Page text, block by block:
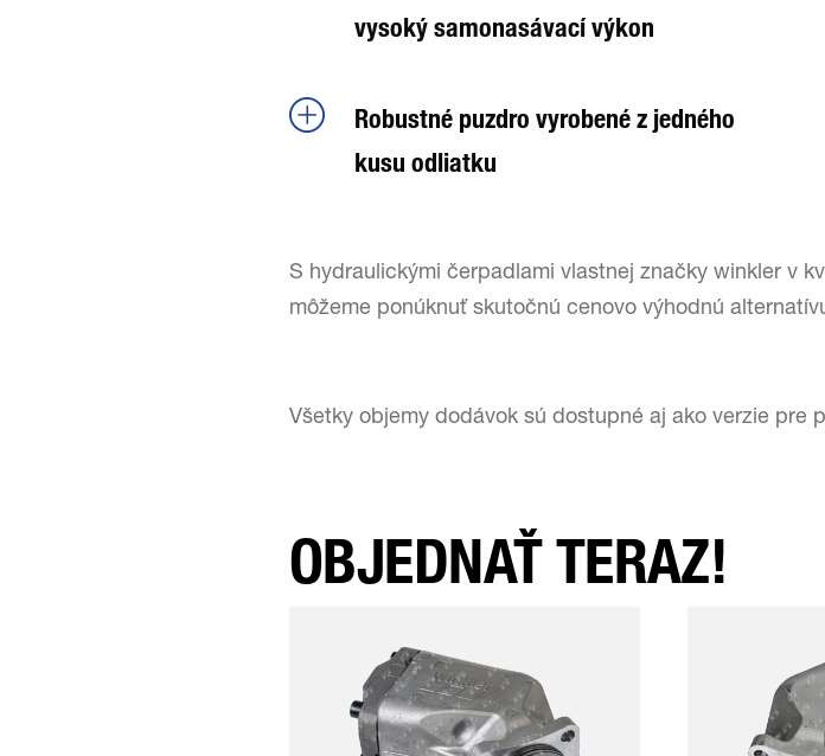
vysoký samonasávací výkon
Robustné puzdro vyrobené z jedného
kusu odliatku
S hydraulickými čerpadlami vlastnej značky winkler v
môžeme ponúknuť skutočnú cenovo výhodnú
Všetky objemy dodávok sú dostupné aj ako verzie pre
OBJEDNAŤ TERAZ!